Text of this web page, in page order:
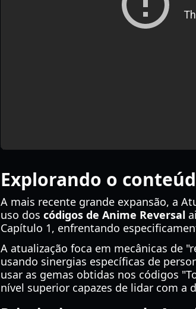
Explorando o
A mais recente grande expansão, a
uso dos códigos de Anime Reversal
Capítulo 1, enfrentando
A atualização foca em mecânicas de
usando sinergias específicas de
usar as gemas obtidas nos códigos
nível superior capazes de lidar com a